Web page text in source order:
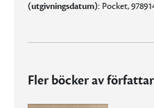
(utgivningsdatum): Pocket,
Fler böcker av